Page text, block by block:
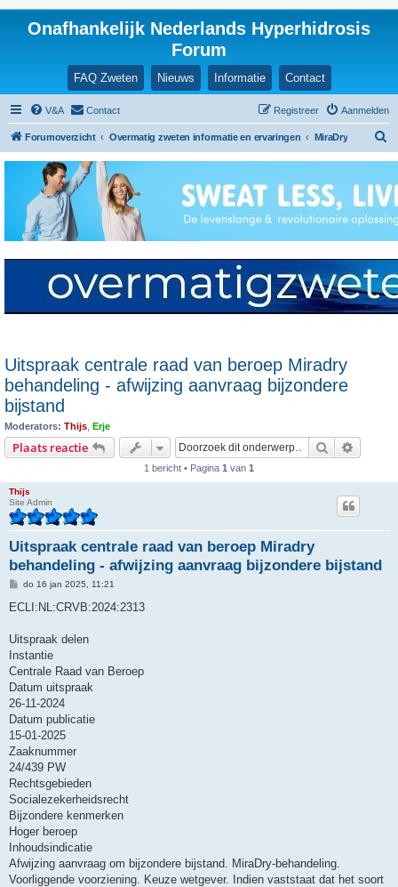
Onafhankelijk Nederlands Hyperhidrosis
Forum
FAQ Zweten Nieuws Informatie Contact
V&A Contact Aanmelden
Registreer
Forumoverzicht Overmatig zweten informatie en ervaringen MiraDry
k
Uitspraak centrale raad van beroep Miradry
behandeling - afwijzing aanvraag bijzondere
bijstand
Moderators: Thijs Erje
Plaats reactie Zoek
1 bericht • Pagina 1 van 1
Thijs
Site Admin
Uitspraak centrale raad van beroep Miradry
behandeling - afwijzing aanvraag bijzondere bijstand
B
r
h
do 16 jan 2025, 11:21
ECLI:NL:CRVB:2024:2313
Uitspraak delen
Instantie
Centrale Raad van Beroep
Datum uitspraak
26-11-2024
Datum publicatie
15-01-2025
Zaaknummer
24/439 PW
Rechtsgebieden
Socialezekerheidsrecht
Bijzondere kenmerken
Hoger beroep
Inhoudsindicatie
Afwijzing aanvraag om bijzondere bijstand. MiraDry-behandeling.
Voorliggende voorziening. Keuze wetgever. Indien vaststaat dat het soort